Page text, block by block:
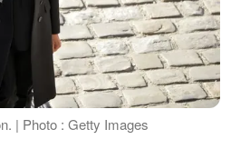
| Photo : Getty Images